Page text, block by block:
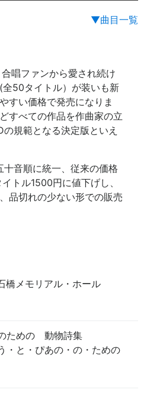
▼曲目一覧
唱ファンから愛され続け
50タイトル）が装いも新
すい価格で発売になりま
すべての作品を作曲家の立
規範となる決定版といえ
音順に統一、従来の価格
トル1500円に値下げし、
品切れの少ない形での販売
橋メモリアル・ホール
ための 動物詩集
・と・ぴあの・の・ための